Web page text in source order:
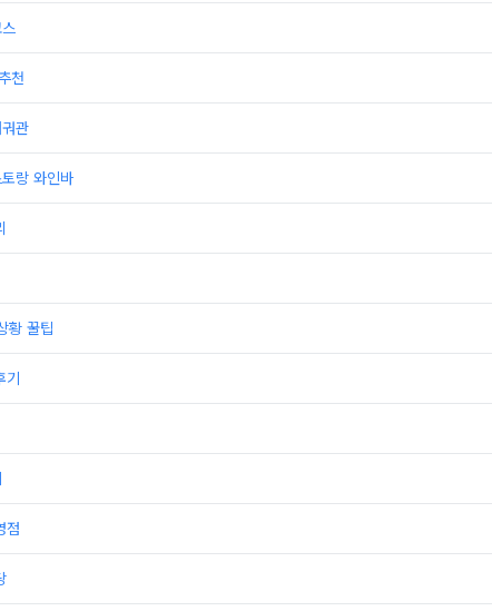
천
관
랑 와인바
황 꿀팁
점